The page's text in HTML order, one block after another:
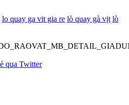
lo quay ga vit gia re lò quay gà vịt lò
qua Twitter